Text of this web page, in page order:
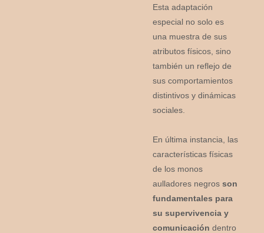
Esta adaptación
especial no solo es
una muestra de sus
atributos físicos, sino
también un reflejo de
sus comportamientos
distintivos y dinámicas
sociales.
En última instancia, las
características físicas
de los monos
aulladores negros son
fundamentales para
su supervivencia y
comunicación dentro